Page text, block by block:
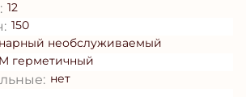
12
150
необслуживаемый
герметичный
нет